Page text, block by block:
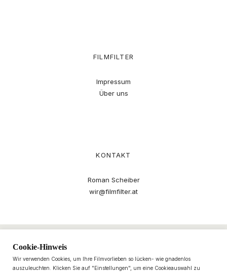
FILMFILTER
Impressum
Über uns
KONTAKT
Roman Scheiber
wir@filmfilter.at
Cookie-Hinweis
Wir verwenden Cookies, um Ihre Filmvorlieben so lücken- wie gnadenlos
auszuleuchten. Klicken Sie auf "Einstellungen", um eine Cookieauswahl zu